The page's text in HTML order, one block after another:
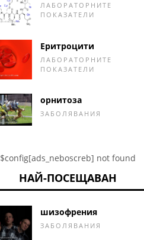
ЛАБОРАТОРНИТЕ
ПОКАЗАТЕЛИ
Еритроцити
ЛАБОРАТОРНИТЕ
ПОКАЗАТЕЛИ
орнитоза
ЗАБОЛЯВАНИЯ
$config[ads_neboscreb] not found
НАЙ-ПОСЕЩАВАН
шизофрения
ЗАБОЛЯВАНИЯ